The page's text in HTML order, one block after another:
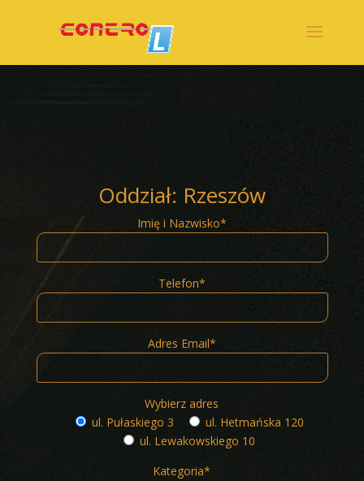
/usr/home/endlesspain/domains/controlosk.pl/public_html/wp-
content/themes/Divi/functions.php on line 5849
Oddział: Rzeszów
Imię i Nazwisko*
Telefon*
Adres Email*
Wybierz adres
ul. Pułaskiego 3
ul. Hetmańska 120
ul. Lewakowskiego 10
Kategoria*